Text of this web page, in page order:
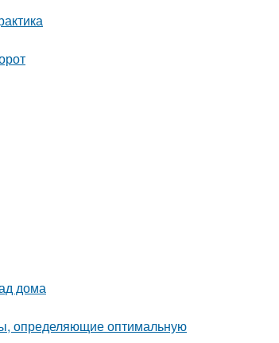
дома
определяющие оптимальную